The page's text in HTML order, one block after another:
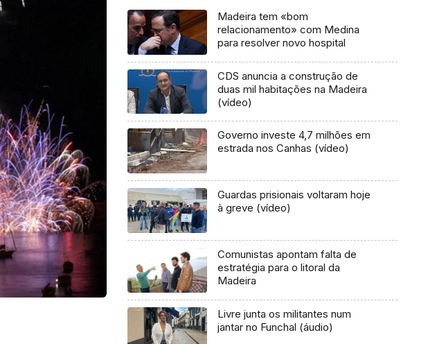
Madeira tem «bom
relacionamento» com Medina
para resolver novo hospital
CDS anuncia a construção de
duas mil habitações na Madeira
(vídeo)
Governo investe 4,7 milhões em
estrada nos Canhas (vídeo)
Guardas prisionais voltaram hoje
à greve (vídeo)
Comunistas apontam falta de
estratégia para o litoral da
Madeira
Livre junta os militantes num
jantar no Funchal (áudio)